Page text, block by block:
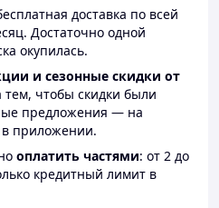
доставка по всей
Достаточно одной
окупилась.
и сезонные скидки от
тем, чтобы скидки были
предложения — на
в приложении.
оплатить частями: от 2 до
кредитный лимит в